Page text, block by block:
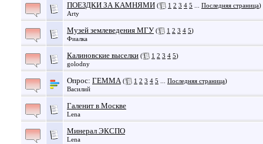
ПОЕЗДКИ ЗА КАМНЯМИ ( 1 2 3 4 5 Последняя страница)
Arty
Музей землеведения МГУ ( 1 2 3 4 5)
Фиалка
Калиновские выселки ( 1 2 3 4 5)
golodny
Опрос: ГЕММА ( 1 2 3 4 5 Последняя страница)
Василий
Галенит в Москве
Lena
Минерал ЭКСПО
Lena